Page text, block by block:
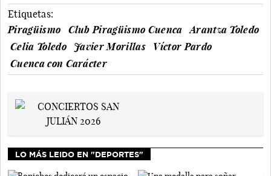
Etiquetas:
Piragüismo
Club Piragüismo Cuenca
Arantza Toledo
Celia Toledo
Javier Morillas
Víctor Pardo
Cuenca con Carácter
LO MÁS LEIDO EN "DEPORTES"